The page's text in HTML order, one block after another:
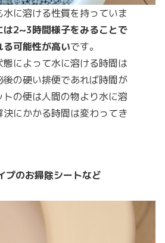
に溶ける性質を持っていま
は2~3時間様子をみることで
可能性が高いです。
態によって水に溶ける時間は
後の硬い排便であれば時間が
トの便は人間の物より水に溶
にかかる時間は変わってき
のお掃除シートなど